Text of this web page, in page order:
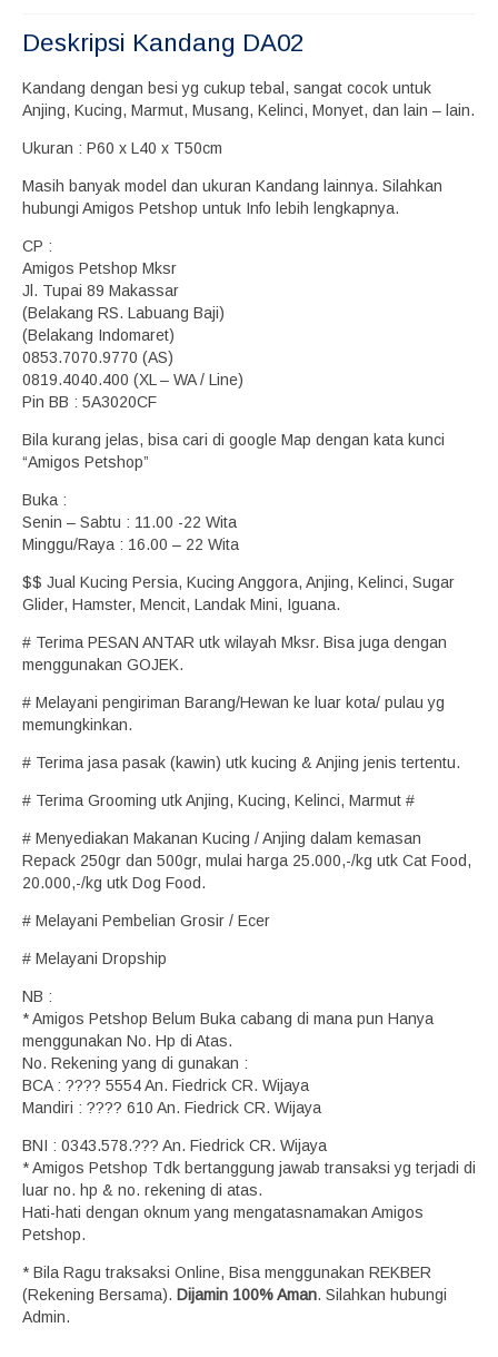
Deskripsi Kandang DA02
Kandang dengan besi yg cukup tebal, sangat cocok untuk
Anjing, Kucing, Marmut, Musang, Kelinci, Monyet, dan lain – lain.
Ukuran : P60 x L40 x T50cm
Masih banyak model dan ukuran Kandang lainnya. Silahkan
hubungi Amigos Petshop untuk Info lebih lengkapnya.
CP :
Amigos Petshop Mksr
Jl. Tupai 89 Makassar
(Belakang RS. Labuang Baji)
(Belakang Indomaret)
0853.7070.9770 (AS)
0819.4040.400 (XL – WA / Line)
Pin BB : 5A3020CF
Bila kurang jelas, bisa cari di google Map dengan kata kunci
“Amigos Petshop”
Buka :
Senin – Sabtu : 11.00 -22 Wita
Minggu/Raya : 16.00 – 22 Wita
$$ Jual Kucing Persia, Kucing Anggora, Anjing, Kelinci, Sugar
Glider, Hamster, Mencit, Landak Mini, Iguana.
# Terima PESAN ANTAR utk wilayah Mksr. Bisa juga dengan
menggunakan GOJEK.
# Melayani pengiriman Barang/Hewan ke luar kota/ pulau yg
memungkinkan.
# Terima jasa pasak (kawin) utk kucing & Anjing jenis tertentu.
# Terima Grooming utk Anjing, Kucing, Kelinci, Marmut #
# Menyediakan Makanan Kucing / Anjing dalam kemasan
Repack 250gr dan 500gr, mulai harga 25.000,-/kg utk Cat Food,
20.000,-/kg utk Dog Food.
# Melayani Pembelian Grosir / Ecer
# Melayani Dropship
NB :
* Amigos Petshop Belum Buka cabang di mana pun Hanya
menggunakan No. Hp di Atas.
No. Rekening yang di gunakan :
BCA : ???? 5554 An. Fiedrick CR. Wijaya
Mandiri : ???? 610 An. Fiedrick CR. Wijaya
BNI : 0343.578.??? An. Fiedrick CR. Wijaya
* Amigos Petshop Tdk bertanggung jawab transaksi yg terjadi di
luar no. hp & no. rekening di atas.
Hati-hati dengan oknum yang mengatasnamakan Amigos
Petshop.
* Bila Ragu traksaksi Online, Bisa menggunakan REKBER
(Rekening Bersama). Dijamin 100% Aman. Silahkan hubungi
Admin.